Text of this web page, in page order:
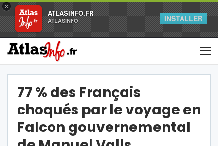
×
ATLASINFO.FR
ATLASINFO INSTALLER
77 % des Français
choqués par le voyage en
Falcon gouvernemental